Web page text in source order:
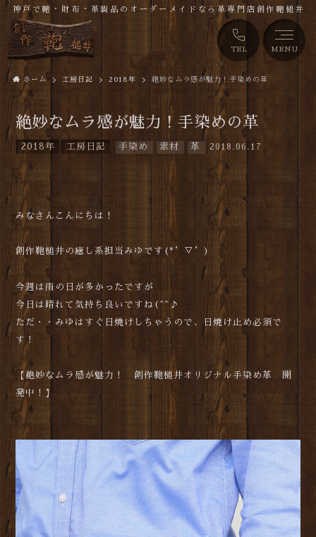
TEL MENU
神戸で鞄・財布・革製品のオーダーメイドなら革専門店創作鞄槌井
ホーム 工房日記 2018年 絶妙なムラ感が魅力！手染めの革
絶妙なムラ感が魅力！手染めの革
2018年 工房日記 手染め 素材 革 2018.06.17
みなさんこんにちは！
創作鞄槌井の癒し系担当みゆです(*’▽’)
今週は雨の日が多かったですが
今日は晴れて気持ち良いですね(^^♪
ただ・・みゆはすぐ日焼けしちゃうので、日焼け止め必須で
す！
【絶妙なムラ感が魅力！ 創作鞄槌井オリジナル手染め革 開
発中！】